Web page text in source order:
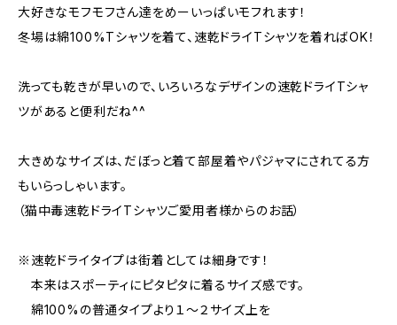
大好きなモフモフさん達をめーいっぱいモフれます！
冬場は綿100%Tシャツを着て、速乾ドライTシャツを着ればOK！
洗っても乾きが早いので、いろいろなデザインの速乾ドライTシャ
ツがあると便利だね^^
大きめなサイズは、だぼっと着て部屋着やパジャマにされてる方
もいらっしゃいます。
（猫中毒速乾ドライTシャツご愛用者様からのお話）
※速乾ドライタイプは街着としては細身です！
本来はスポーティにピタピタに着るサイズ感です。
綿100%の普通タイプより１〜２サイズ上を